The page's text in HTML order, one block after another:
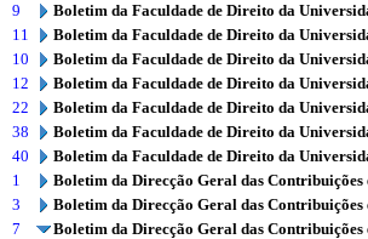
9
Boletim da Faculdade de Direito da
11
Boletim da Faculdade de Direito da
10
Boletim da Faculdade de Direito da
12
Boletim da Faculdade de Direito da
22
Boletim da Faculdade de Direito da
38
Boletim da Faculdade de Direito da
40
Boletim da Faculdade de Direito da
1
Boletim da Direcção Geral das Contribuições
3
Boletim da Direcção Geral das Contribuições
7
Boletim da Direcção Geral das Contribuições